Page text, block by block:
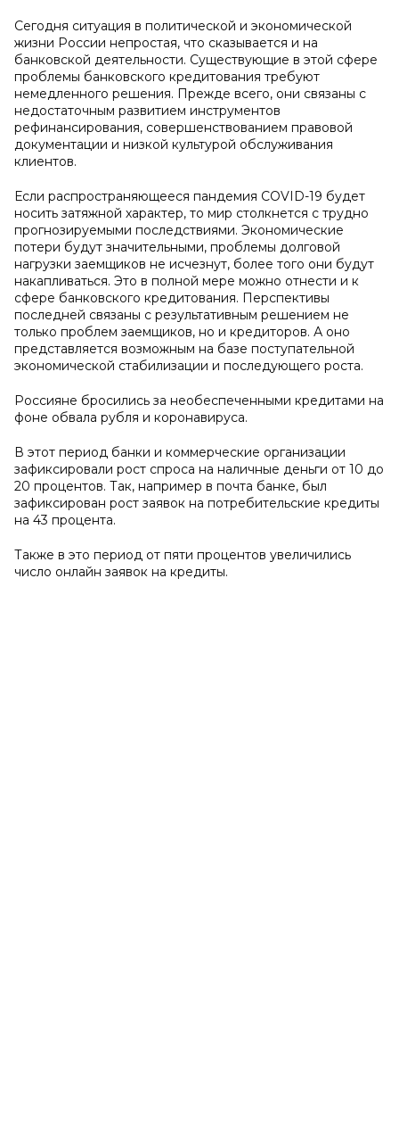
Сегодня ситуация в политической и экономической
жизни России непростая, что сказывается и на
банковской деятельности. Существующие в этой сфере
проблемы банковского кредитования требуют
немедленного решения. Прежде всего, они связаны с
недостаточным развитием инструментов
рефинансирования, совершенствованием правовой
документации и низкой культурой обслуживания
клиентов.
Если распространяющееся пандемия COVID-19 будет
носить затяжной характер, то мир столкнется с трудно
прогнозируемыми последствиями. Экономические
потери будут значительными, проблемы долговой
нагрузки заемщиков не исчезнут, более того они будут
накапливаться. Это в полной мере можно отнести и к
сфере банковского кредитования. Перспективы
последней связаны с результативным решением не
только проблем заемщиков, но и кредиторов. А оно
представляется возможным на базе поступательной
экономической стабилизации и последующего роста.
Россияне бросились за необеспеченными кредитами на
фоне обвала рубля и коронавируса.
В этот период банки и коммерческие организации
зафиксировали рост спроса на наличные деньги от 10 до
20 процентов. Так, например в почта банке, был
зафиксирован рост заявок на потребительские кредиты
на 43 процента.
Также в это период от пяти процентов увеличились
число онлайн заявок на кредиты.